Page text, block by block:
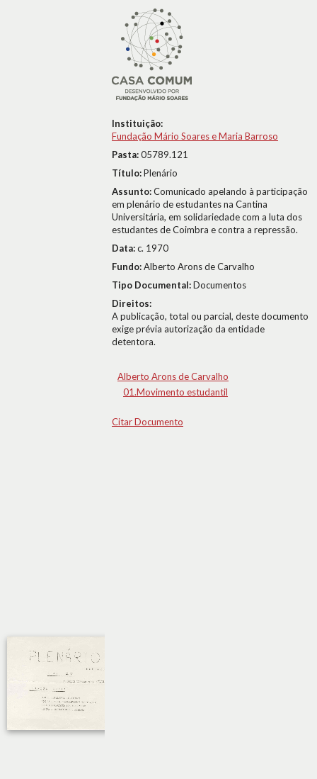
Instituição:
Fundação Mário Soares e Maria Barroso
Pasta:05789.121
Título:Plenário
Assunto:Comunicado apelando à participação
em plenário de estudantes na Cantina
Universitária, em solidariedade com a luta dos
estudantes de Coimbra e contra a repressão.
Data:c. 1970
Fundo:Alberto Arons de Carvalho
Tipo Documental:Documentos
Direitos:
A publicação, total ou parcial, deste documento
exige prévia autorização da entidade
detentora.
Alberto Arons de Carvalho
01.Movimento estudantil
Citar Documento